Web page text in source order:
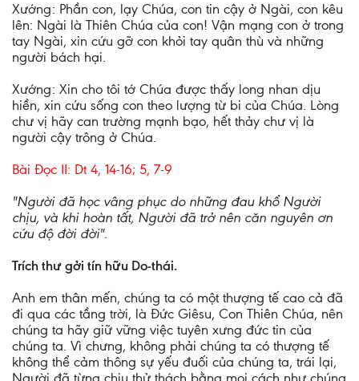
Xướng: Phần con, lạy Chúa, con tin cậy ở Ngài, con kêu
lên: Ngài là Thiên Chúa của con! Vận mạng con ở trong
tay Ngài, xin cứu gỡ con khỏi tay quân thù và những
người bách hại.
Xướng: Xin cho tôi tớ Chúa được thấy long nhan dịu
hiền, xin cứu sống con theo lượng từ bi của Chúa. Lòng
chư vị hãy can trường mạnh bạo, hết thảy chư vị là
người cậy trông ở Chúa.
Bài Ðọc II: Dt 4, 14-16; 5, 7-9
"Người đã học vâng phục do những đau khổ Người
chịu, và khi hoàn tất, Người đã trở nên căn nguyên ơn
cứu độ đời đời".
Trích thư gởi tín hữu Do-thái.
Anh em thân mến, chúng ta có một thượng tế cao cả đã
đi qua các tầng trời, là Ðức Giêsu, Con Thiên Chúa, nên
chúng ta hãy giữ vững việc tuyên xưng đức tin của
chúng ta. Vì chưng, không phải chúng ta có thượng tế
không thể cảm thông sự yếu đuối của chúng ta, trái lại,
Người đã từng chịu thử thách bằng mọi cách như chúng